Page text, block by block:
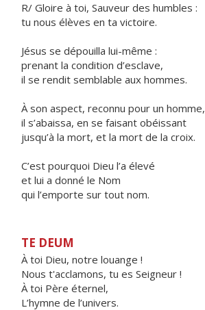
R/ Gloire à toi, Sauveur des humbles :
tu nous élèves en ta victoire.
Jésus se dépouilla lui-même :
prenant la condition d’esclave,
il se rendit semblable aux hommes.
À son aspect, reconnu pour un homme,
il s’abaissa, en se faisant obéissant
jusqu’à la mort, et la mort de la croix.
C’est pourquoi Dieu l’a élevé
et lui a donné le Nom
qui l’emporte sur tout nom.
TE DEUM
À toi Dieu, notre louange !
Nous t'acclamons, tu es Seigneur !
À toi Père éternel,
L’hymne de l’univers.